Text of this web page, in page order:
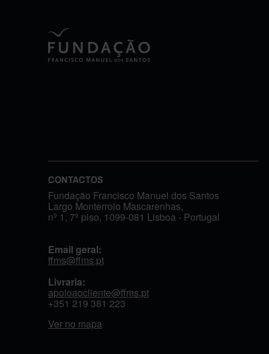
CONTACTOS
Fundação Francisco Manuel dos Santos
Largo Monterroio Mascarenhas,
nº 1, 7º piso, 1099-081 Lisboa - Portugal
Email geral:
ffms@ffms.pt
Livraria:
apoioaocliente@ffms.pt
+351 219 381 223
Ver no mapa